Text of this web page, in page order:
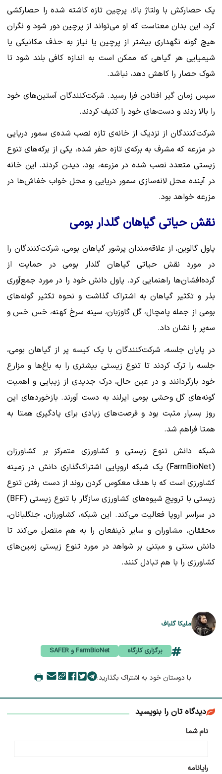
یک حصارکش با ولتاژ بالا، پرچین تازه کاشته شده را حصارکشی
کرد، این بدان معناست که او می‌تواند از پرچین دور شود و نگران
هیچ گونه نگهداری بیشتر از پرچین یا نیاز به حذف مکانیکی یا
شیمیایی هر گیاهی که ممکن است به اندازه کافی بلند شود تا
شوک حصار را کاهش دهد، نباشد.
سپس زمان گیر افتادن فرا رسید. شرکت‌کنندگان آستین‌های خود
را بالا زدند و دست‌های خود را کثیف کردند.
شرکت‌کنندگان از نزدیک از خانه‌ی تازه نصب شده‌ی سمور دریایی
در مزرعه که مشرف به برکه‌ی تازه حفر شده، یکی از برکه‌های تنوع
زیستی متعدد نصب شده در مزرعه، بود، دیدن کردند. این خانه
در آینده محل لانه‌سازی سمور دریایی و محل خواب خفاش‌ها در
مزرعه خواهد بود.
نقش حیاتی گیاهان گلدار بومی
پاول گالوین، از علاقه‌مندان پرشور گیاهان بومی، شرکت‌کنندگان را
در مورد نقش حیاتی گیاهان گلدار بومی در حمایت از
گرده‌افشان‌ها راهنمایی کرد. پاول دانش خود را در مورد جمع‌آوری
بذر و تکثیر گیاهان به اشتراک گذاشت و نحوه تکثیر گونه‌های
بومی از جمله پامچال، گل گاوزبان، سینه سرخ کهنه، خس خس و
سه‌پر را نشان داد.
در پایان جلسه، شرکت‌کنندگان با یک کیسه پر از گیاهان بومی،
جلسه را ترک کردند تا تنوع زیستی بیشتری را به باغ‌ها و مزارع
خود بازگردانند و در عین حال، درک جدیدی از زیبایی و اهمیت
گونه‌های گل وحشی بومی ایرلند به دست آورند. بازخوردهای این
روز بسیار مثبت بود و فرصت‌های زیادی برای یادگیری همتا به
همتا فراهم شد.
شبکه دانش تنوع زیستی و کشاورزی متمرکز بر کشاورزان
(FarmBioNet) یک شبکه اروپایی اشتراک‌گذاری دانش در زمینه
کشاورزی است که با هدف معکوس کردن روند از دست رفتن تنوع
زیستی با ترویج شیوه‌های کشاورزی سازگار با تنوع زیستی (BFF)
در سراسر اروپا فعالیت می‌کند. این شبکه، کشاورزان، جنگلبانان،
محققان، مشاوران و سایر ذینفعان را به هم متصل می‌کند تا
دانش سنتی و مبتنی بر شواهد در مورد تنوع زیستی زمین‌های
کشاورزی را با هم تبادل کنند.
ملیکا گلباف
برگزاری کارگاه FarmBioNet و SAFER
با دوستان خود به اشتراک بگذارید:
دیدگاه تان را بنویسید
نام شما
رایانامه